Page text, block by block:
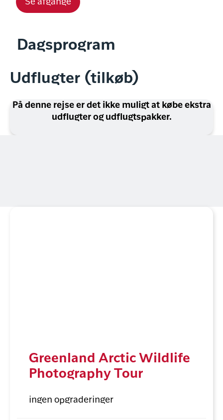
Se afgange
Dagsprogram
Udflugter (tilkøb)
På denne rejse er det ikke muligt at købe ekstra
udflugter og udflugtspakker.
Greenland Arctic Wildlife
Photography Tour
ingen opgraderinger